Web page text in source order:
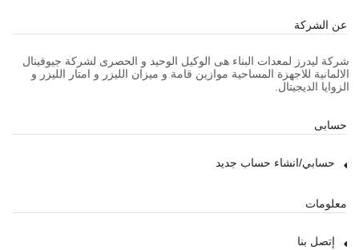
عن الشركة
شركة ليدرز لمعدات البناء هى الوكيل الوحيد و الحصرى لشركة جيوفينال
الالمانية للاجهزة المساحية موازين قامة و ميزان الليزر و امتار الليزر و
الزوايا الديجيتال.
حسابى
حسابي/انشاء حساب جديد
معلومات
إتصل بنا